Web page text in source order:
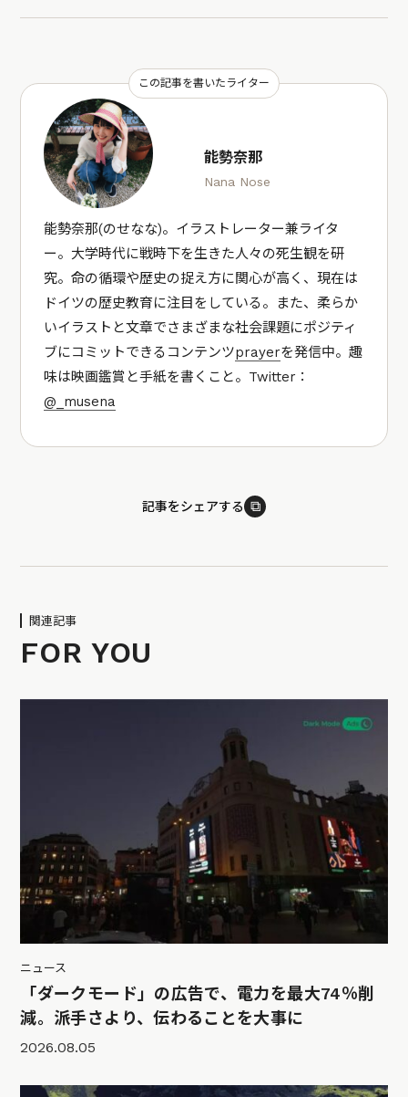
この記事を書いたライター
能勢奈那
Nana Nose
能勢奈那(のせなな)。イラストレーター兼ライタ
ー。大学時代に戦時下を生きた人々の死生観を研
究。命の循環や歴史の捉え方に関心が高く、現在は
ドイツの歴史教育に注目をしている。また、柔らか
いイラストと文章でさまざまな社会課題にポジティ
ブにコミットできるコンテンツprayerを発信中。趣
味は映画鑑賞と手紙を書くこと。Twitter：
@_musena
記事をシェアする ⧉
関連記事
FOR YOU
ニュース
「ダークモード」の広告で、電力を最大74％削
減。派手さより、伝わることを大事に
2026.08.05